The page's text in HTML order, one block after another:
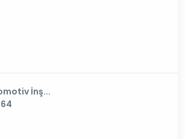
İnş...